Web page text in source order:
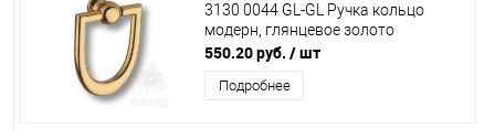
3130 0044 GL-GL Ручка кольцо
модерн, глянцевое золото
550.20 руб. / шт
Подробнее